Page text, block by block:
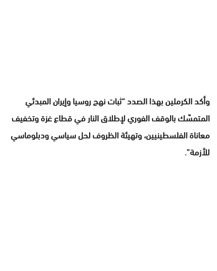
وأكد الكرملين بهذا الصدد “ثبات نهج روسيا وإيران المبدئي
المتمسّك بالوقف الفوري لإطلاق النار في قطاع غزة وتخفيف
معاناة الفلسطينيين، وتهيئة الظروف لحل سياسي ودبلوماسي
للأزمة”.